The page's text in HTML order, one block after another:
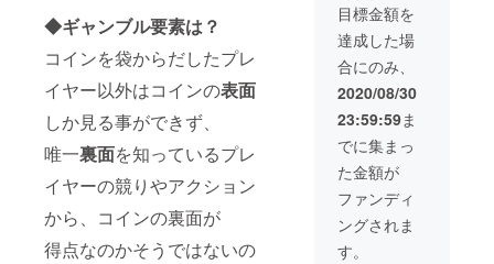
◆ギャンブル要素は？
コインを袋からだしたプレ
イヤー以外はコインの表面
しか見る事ができず、
唯一裏面を知っているプレ
イヤーの競りやアクション
から、コインの裏面が
得点なのかそうではないの
※"WAN
TEDポ
ス
ター"の
イラス
トは、
本ゲー
ム
『GOL
D
RUSH
』の
パッ
記価格
には梱
包費、
消費税
が含ま
れま
す。
目標金額を
達成した場
合にのみ、
2020/08/30
23:59:59ま
でに集まっ
た金額が
ファンディ
ングされま
す。